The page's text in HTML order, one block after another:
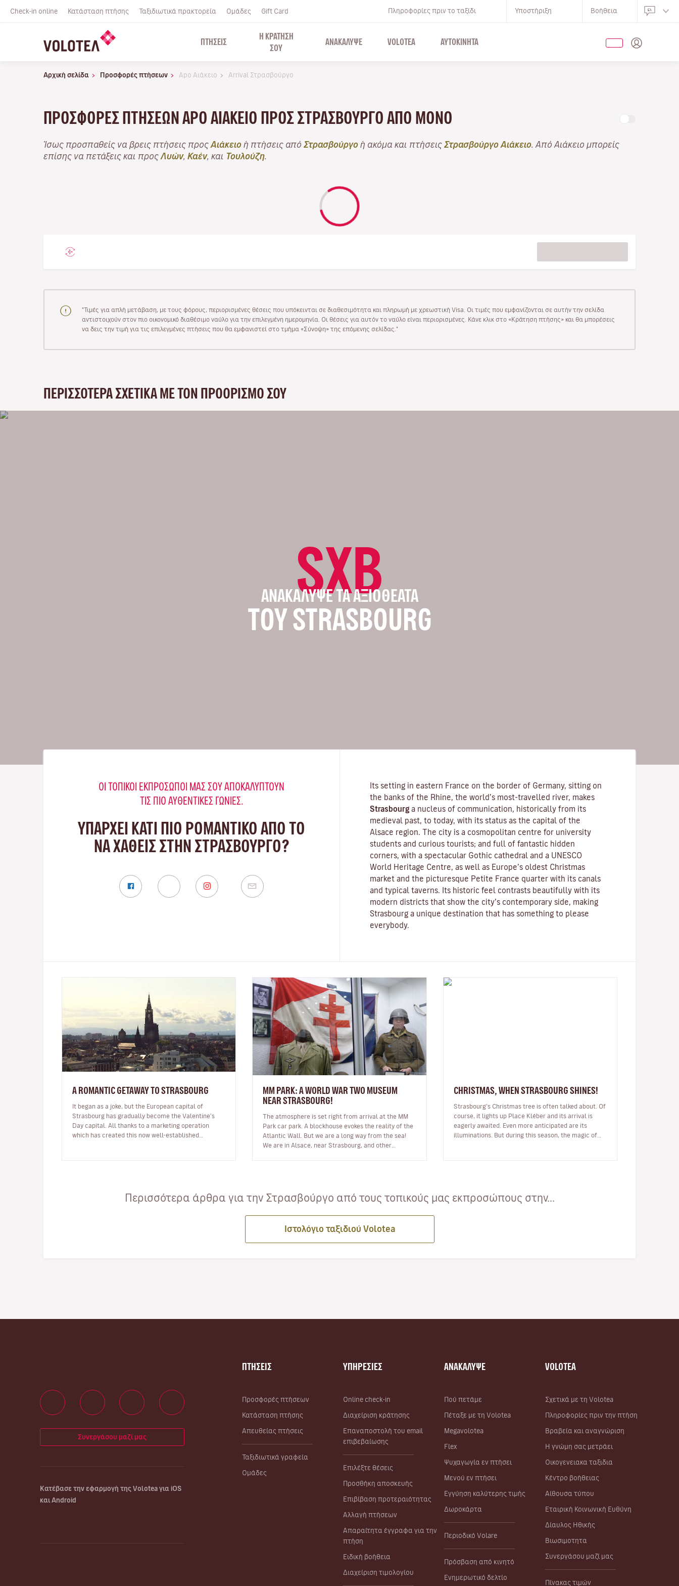
Check-in online Κατάσταση πτήσης Ταξιδιωτικά πρακτορεία Ομάδες Gift Card Πληροφορίες πριν το ταξίδι Υποστήριξη Βοήθεια
ΠΤΉΣΕΙΣ
Η ΚΡΑΤΗΣΗ
ΣΟΥ
ΑΝΑΚΑΛΥΨΕ VOLOTEA ΑΥΤΟΚΊΝΗΤΑ
Αρχική σελίδα Προσφορές πτήσεων Apo Αιάκειο Arrival Στρασβούργο
ΠΡΟΣΦΟΡΈΣ ΠΤΉΣΕΩΝ APO ΑΙΆΚΕΙΟ ΠΡΟΣ ΣΤΡΑΣΒΟΎΡΓΟ ΑΠΌ ΜΌΝΟ
Ίσως προσπαθείς να βρεις πτήσεις προς Αιάκειο ή πτήσεις από Στρασβούργο ή ακόμα και πτήσεις Στρασβούργο Αιάκειο . Από Αιάκειο μπορείς
επίσης να πετάξεις και προς Λυών, Καέν, και Τουλούζη
"Τιμές για απλή μετάβαση, με τους φόρους, περιορισμένες θέσεις που υπόκεινται σε διαθεσιμότητα και πληρωμή με χρεωστική Visa. Οι τιμές που εμφανίζονται σε αυτήν την σελίδα
αντιστοιχούν στον πιο οικονομικό διαθέσιμο ναύλο για την επιλεγμένη ημερομηνία. Οι θέσεις για αυτόν το ναύλο είναι περιορισμένες. Κάνε κλικ στο «Κράτηση πτήσης» και θα μπορέσεις
να δεις την τιμή για τις επιλεγμένες πτήσεις που θα εμφανιστεί στο τμήμα «Σύνοψη» της επόμενης σελίδας."
ΠΕΡΙΣΣΌΤΕΡΑ ΣΧΕΤΙΚΆ ΜΕ ΤΟΝ ΠΡΟΟΡΙΣΜΌ ΣΟΥ
SXB
ΑΝΑΚΆΛΥΨΕ ΤΑ ΑΞΙΟΘΈΑΤΑ
ΤΟΥ STRASBOURG
ΟΙ ΤΟΠΙΚΟΊ ΕΚΠΡΌΣΩΠΟΊ ΜΑΣ ΣΟΥ ΑΠΟΚΑΛΎΠΤΟΥΝ
ΤΙΣ ΠΙΟ ΑΥΘΕΝΤΙΚΈΣ ΓΩΝΙΈΣ.
ΥΠΑΡΧΕΙ ΚΑΤΙ ΠΙΟ ΡΟΜΑΝΤΙΚΟ ΑΠΟ ΤΟ
ΝΑ ΧΑΘΕΙΣ ΣΤΗΝ ΣΤΡΑΣΒΟΎΡΓΟ?
Its setting in eastern France on the border of Germany, sitting on
the banks of the Rhine, the world’s most-travelled river, makes
Strasbourg a nucleus of communication, historically from its
medieval past, to today, with its status as the capital of the
Alsace region. The city is a cosmopolitan centre for university
students and curious tourists; and full of fantastic hidden
corners, with a spectacular Gothic cathedral and a UNESCO
World Heritage Centre, as well as Europe’s oldest Christmas
market and the picturesque Petite France quarter with its canals
and typical taverns. Its historic feel contrasts beautifully with its
modern districts that show the city’s contemporary side, making
Strasbourg a unique destination that has something to please
everybody.
A ROMANTIC GETAWAY TO STRASBOURG
It began as a joke, but the European capital of
Strasbourg has gradually become the Valentine's
Day capital. All thanks to a marketing operation
which has created this now well-established
MM PARK: A WORLD WAR TWO MUSEUM
NEAR STRASBOURG!
The atmosphere is set right from arrival at the MM
Park car park. A blockhouse evokes the reality of the
Atlantic Wall. But we are a long way from the sea!
We are in Alsace, near Strasbourg, and other
CHRISTMAS, WHEN STRASBOURG SHINES!
Strasbourg’s Christmas tree is often talked about. Of
course, it lights up Place Kléber and its arrival is
eagerly awaited. Even more anticipated are its
illuminations. But during this season, the magic of
Περισσότερα άρθρα για την Στρασβούργο από τους τοπικούς μας εκπροσώπους στην...
Ιστολόγιο ταξιδιού Volotea
ΠΤΗΣΕΙΣ
Προσφορές πτήσεων
Κατάσταση πτήσης
Απευθείας πτήσεις
Ταξιδιωτικά γραφεία
Ομάδες
ΥΠΗΡΕΣΙΕΣ
Online check-in
Διαχείριση κράτησης
Επαναποστολή του email
επιβεβαίωσης
Επιλέξτε θέσεις
Προσθήκη αποσκευής
Επιβίβαση προτεραιότητας
Αλλαγή πτήσεων
Απαραίτητα έγγραφα για την
πτήση
Ειδική βοήθεια
Διαχείριση τιμολογίου
ΑΝΑΚΑΛΥΨΕ
Πού πετάμε
Πέταξε με τη Volotea
Megavolotea
Flex
Ψυχαγωγία εν πτήσει
Μενού εν πτήσει
Εγγύηση καλύτερης τιμής
Δωροκάρτα
Περιοδικό Volare
Πρόσβαση από κινητό
Ενημερωτικό δελτίο
VOLOTEA
Σχετικά με τη Volotea
Πληροφορίες πριν την πτήση
Βραβεία και αναγνώριση
Η γνώμη σας μετράει
Οικογενειακα ταξιδια
Κέντρο βοήθειας
Αίθουσα τύπου
Εταιρική Κοινωνική Ευθύνη
Δίαυλος Ηθικής
Βιωσιμοτητα
Συνεργάσου μαζί μας
Πίνακας τιμών
Συνεργάσου μαζί μας
Κατέβασε την εφαρμογή της Volotea για iOS
και Android